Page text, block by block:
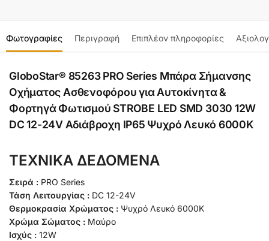
Φωτογραφίες Περιγραφή Επιπλέον πληροφορίες
GloboStar® 85263 PRO Series Μπάρα Σήμανσης
Οχήματος Ασθενοφόρου για Αυτοκίνητα &
Φορτηγά Φωτισμού STROBE LED SMD 3030 12W
DC 12-24V Αδιάβροχη IP65 Ψυχρό Λευκό 6000K
ΤΕΧΝΙΚΑ ΔΕΔΟΜΕΝΑ
Σειρά : PRO Series
Τάση Λειτουργίας : DC 12-24V
Θερμοκρασία Χρώματος : Ψυχρό Λευκό 6000K
Χρώμα Σώματος : Μαύρο
Ισχύς : 12W